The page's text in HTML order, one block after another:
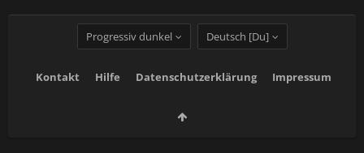
Progressiv dunkel Deutsch [Du]
Kontakt Hilfe Datenschutzerklärung Impressum